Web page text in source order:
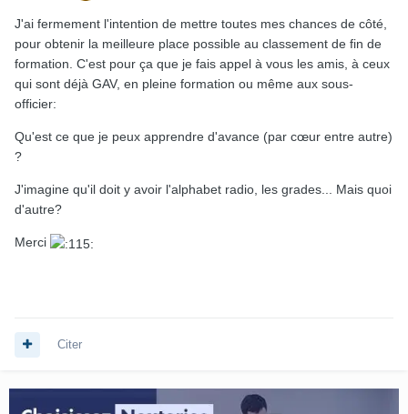
J'ai fermement l'intention de mettre toutes mes chances de côté,
pour obtenir la meilleure place possible au classement de fin de
formation. C'est pour ça que je fais appel à vous les amis, à ceux
qui sont déjà GAV, en pleine formation ou même aux sous-
officier:
Qu'est ce que je peux apprendre d'avance (par cœur entre autre)
?
J'imagine qu'il doit y avoir l'alphabet radio, les grades... Mais quoi
d'autre?
Merci
Citer